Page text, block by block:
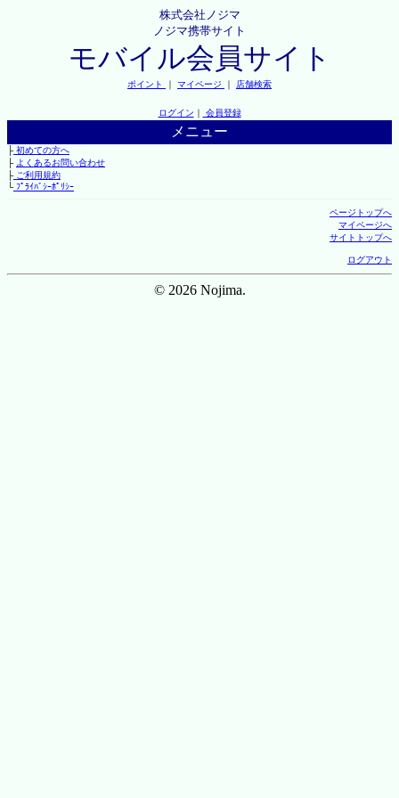
株式会社ノジマ
ノジマ携帯サイト
モバイル会員サイト
ポイント ｜ マイページ ｜ 店舗検索
ログイン ｜ 会員登録
メニュー
├初めての方へ
├ よくあるお問い合わせ
├ご利用規約
└ﾌﾟﾗｲﾊﾞｼｰﾎﾟﾘｼｰ
ページトップへ
マイページへ
サイトトップへ
ログアウト
© 2026 Nojima.